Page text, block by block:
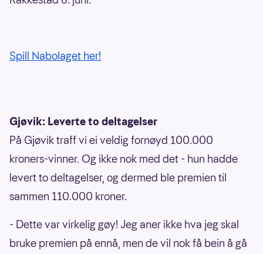
Spill Nabolaget her!
Gjøvik: Leverte to deltagelser
På Gjøvik traff vi ei veldig fornøyd 100.000
kroners-vinner. Og ikke nok med det - hun hadde
levert to deltagelser, og dermed ble premien til
sammen 110.000 kroner.
- Dette var virkelig gøy! Jeg aner ikke hva jeg skal
bruke premien på ennå, men de vil nok få bein å gå